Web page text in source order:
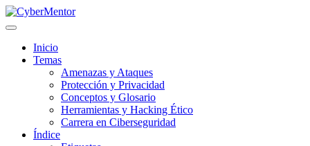
Inicio
Temas
Amenazas y Ataques
Protección y Privacidad
Conceptos y Glosario
Herramientas y Hacking Ético
Carrera en Ciberseguridad
Índice